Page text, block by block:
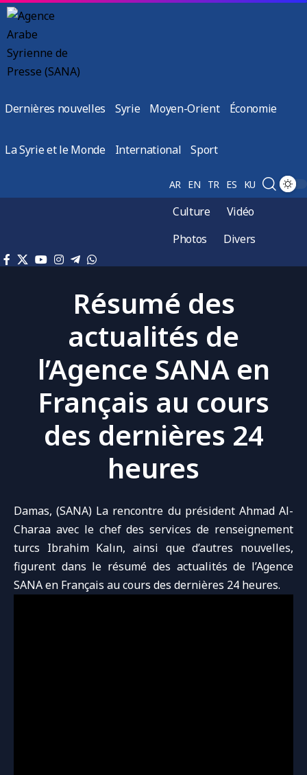
Dernières nouvelles Syrie Moyen-Orient Économie
La Syrie et le Monde International Sport
AR EN TR ES KU
Culture
Vidéo
Photos
Divers
Résumé des
actualités de
l’Agence SANA en
Français au cours
des dernières 24
heures
Damas, (SANA) La rencontre du président Ahmad Al-
Charaa avec le chef des services de renseignement
turcs Ibrahim Kalın, ainsi que d’autres nouvelles,
figurent dans le résumé des actualités de l’Agence
SANA en Français au cours des dernières 24 heures.